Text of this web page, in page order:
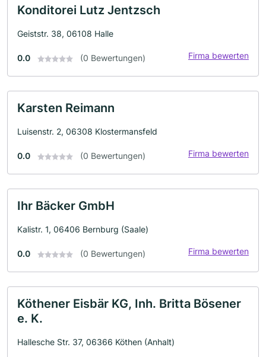
Konditorei Lutz Jentzsch
Geiststr. 38, 06108 Halle
0.0 (0 Bewertungen) Firma bewerten
Karsten Reimann
Luisenstr. 2, 06308 Klostermansfeld
0.0 (0 Bewertungen) Firma bewerten
Ihr Bäcker GmbH
Kalistr. 1, 06406 Bernburg (Saale)
0.0 (0 Bewertungen) Firma bewerten
Köthener Eisbär KG, Inh. Britta Bösener
e. K.
Hallesche Str. 37, 06366 Köthen (Anhalt)